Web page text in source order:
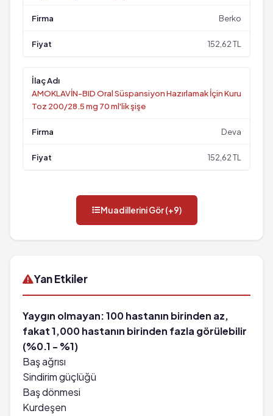
Berko
152,62 TL
AMOKLAVİN-BID Oral Süspansiyon Hazırlamak İçin Kuru
Toz 200/28.5 mg 70 ml'lik şişe
Deva
152,62 TL
Muadillerini Gör (+9)
Yan Etkiler
Yaygın olmayan: 100 hastanın birinden az,
fakat 1,000 hastanın birinden fazla görülebilir
(%0.1 - %1)
Baş ağrısı
Sindirim güçlüğü
Baş dönmesi
Kurdeşen